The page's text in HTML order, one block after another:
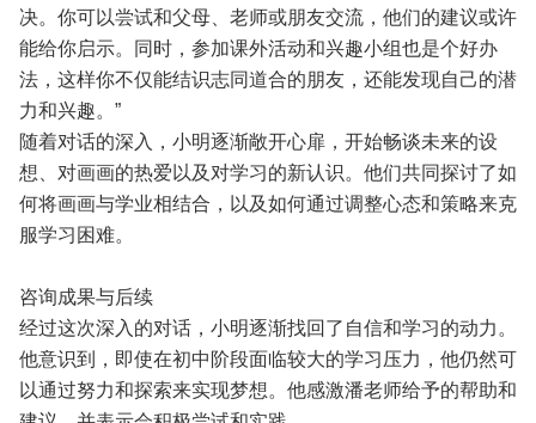
决。你可以尝试和父母、老师或朋友交流，他们的建议或许
能给你启示。同时，参加课外活动和兴趣小组也是个好办
法，这样你不仅能结识志同道合的朋友，还能发现自己的潜
力和兴趣。”
随着对话的深入，小明逐渐敞开心扉，开始畅谈未来的设
想、对画画的热爱以及对学习的新认识。他们共同探讨了如
何将画画与学业相结合，以及如何通过调整心态和策略来克
服学习困难。
咨询成果与后续
经过这次深入的对话，小明逐渐找回了自信和学习的动力。
他意识到，即使在初中阶段面临较大的学习压力，他仍然可
以通过努力和探索来实现梦想。他感激潘老师给予的帮助和